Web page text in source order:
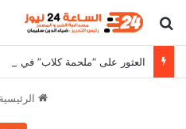
بحث عن
العثور على “ملحمة كلاب” في وادي
الرئيسية